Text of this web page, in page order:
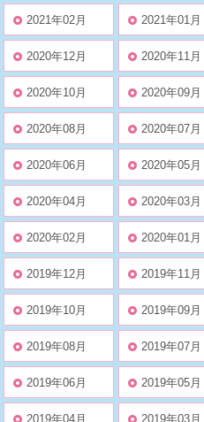
2021年02月 2021年01月
2020年12月 2020年11月
2020年10月 2020年09月
2020年08月 2020年07月
2020年06月 2020年05月
2020年04月 2020年03月
2020年02月 2020年01月
2019年12月 2019年11月
2019年10月 2019年09月
2019年08月 2019年07月
2019年06月 2019年05月
2019年04月 2019年03月